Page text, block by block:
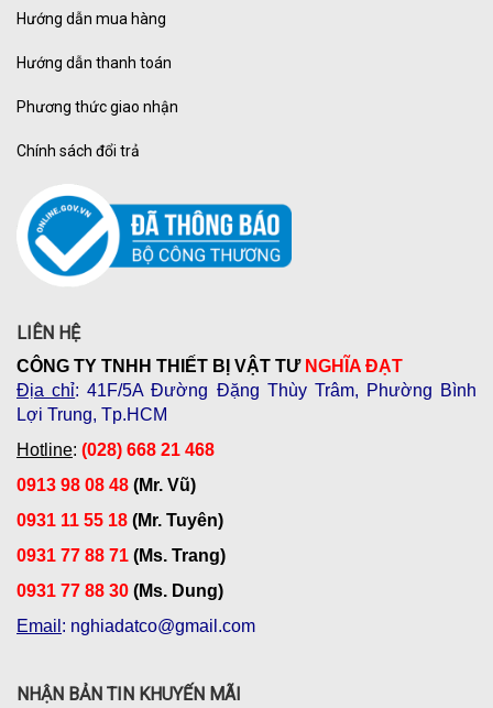
Hướng dẫn mua hàng
Hướng dẫn thanh toán
Phương thức giao nhận
Chính sách đổi trả
LIÊN HỆ
CÔNG TY TNHH THIẾT BỊ VẬT TƯ NGHĨA ĐẠT
Địa chỉ: 41F/5A Đường Đặng Thùy Trâm, Phường Bình
Lợi Trung, Tp.HCM
Hotline: (028) 668 21 468
0913 98 08 48 (Mr. Vũ)
0931 11 55 18 (Mr. Tuyên)
0931 77 88 71 (Ms. Trang)
0931 77 88 30 (Ms. Dung)
Email : nghiadatco@gmail.com
NHẬN BẢN TIN KHUYẾN MÃI